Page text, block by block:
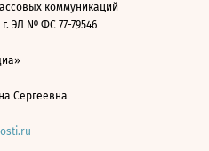
коммуникаций
ЭЛ № ФС 77-79546
Сергеевна